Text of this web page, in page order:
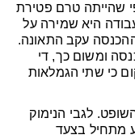
שהייתה טרם פטירת
היא שמירה על
עקב התאונה.
ומשום כך, די
כי שתי הגמלאות
לגבי הנימוק
מתחיל בצעד